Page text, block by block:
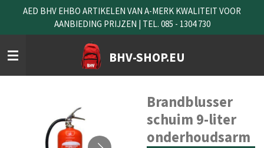
naar
de
hoofdinhoud
BHV-SHOP.EU
AED BHV EHBO ARTIKELEN VAN A-MERK KWALITEIT VOOR
AANBIEDING PRIJZEN | TEL. 085 - 1304 730
Brandblusser
schuim 9-liter
onderhoudsarm